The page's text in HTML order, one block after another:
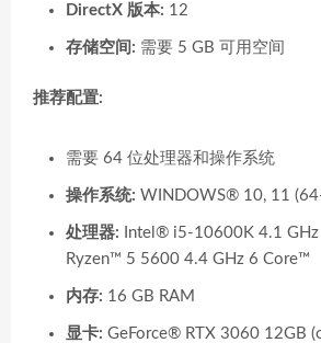
DirectX 版本: 12
存储空间: 需要 5 GB 可用空间
推荐配置:
需要 64 位处理器和操作系统
操作系统: WINDOWS® 10, 11
处理器: Intel® i5-10600K 4.1
Ryzen™ 5 5600 4.4 GHz 6 Core™
内存: 16 GB RAM
显卡: GeForce® RTX 3060 12GB